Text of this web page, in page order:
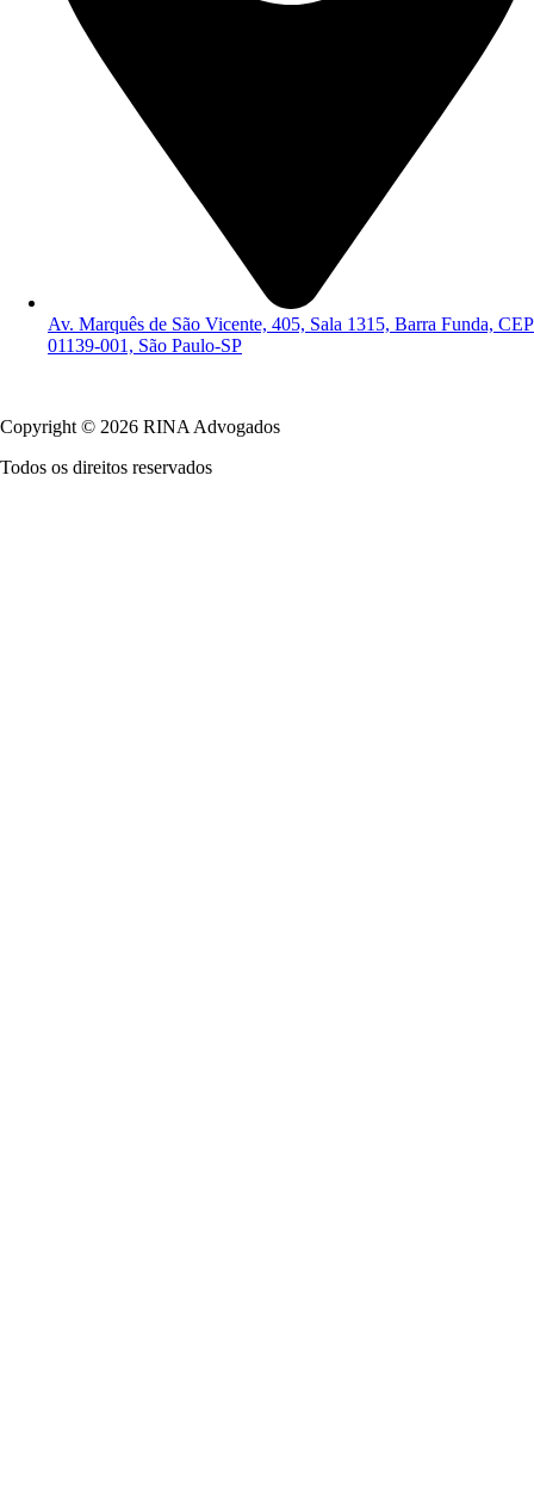
Av. Marquês de São Vicente, 405, Sala 1315, Barra Funda, CEP
01139-001, São Paulo-SP
Copyright © 2026 RINA Advogados
Todos os direitos reservados